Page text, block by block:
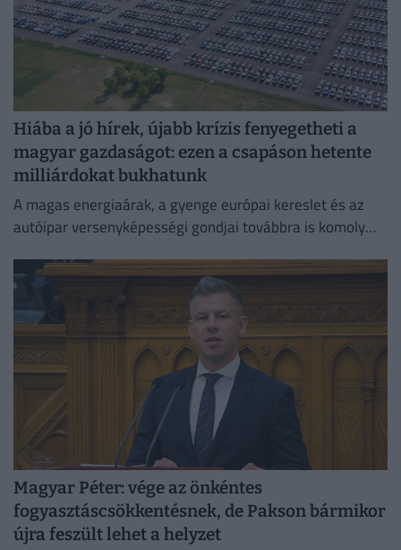
Hiába a jó hírek, újabb krízis fenyegetheti a
magyar gazdaságot: ezen a csapáson hetente
milliárdokat bukhatunk
A magas energiaárak, a gyenge európai kereslet és az
autóipar versenyképességi gondjai továbbra is komoly
Magyar Péter: vége az önkéntes
fogyasztáscsökkentésnek, de Pakson bármikor
újra feszült lehet a helyzet